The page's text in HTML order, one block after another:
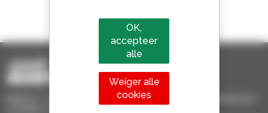
Verkocht in de wereld is een manitou
Manitou Tweedehands - Tweedehands behandelingsmaterieel :
OK,
accepteer
alle
Weiger alle
cookies